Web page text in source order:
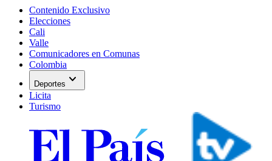
Contenido Exclusivo
Elecciones
Cali
Valle
Comunicadores en Comunas
Colombia
Deportes expand_more
Licita
Turismo